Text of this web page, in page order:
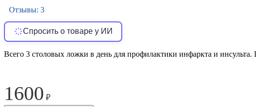
Отзывы: 3
Спросить о товаре у ИИ
Всего 3 столовых ложки в день для профилактики инфаркта и инсульта.
1600 ₽